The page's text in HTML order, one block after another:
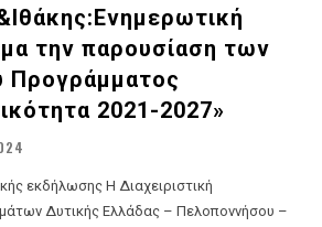
την παρουσίαση των
2021-2027»
Η Διαχειριστική
Δυτικής Ελλάδας – Πελοποννήσου –